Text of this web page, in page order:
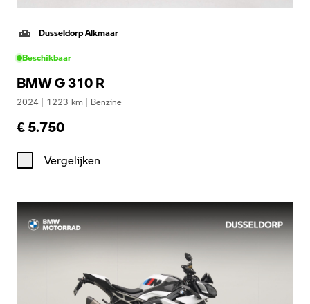
Dusseldorp Alkmaar
Beschikbaar
BMW G 310 R
2024 | 1223 km | Benzine
€ 5.750
Vergelijken